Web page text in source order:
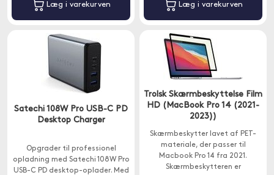
Læg i varekurven Læg i varekurven
Satechi 108W Pro USB-C PD
Desktop Charger
Opgrader til professionel
opladning med Satechi 108W Pro
USB-C PD desktop-oplader. Med
Trolsk Skærmbeskyttelse Film
HD (MacBook Pro 14 (2021-
2023))
Skærmbeskytter lavet af PET-
materiale, der passer til
Macbook Pro 14 fra 2021.
Skærmbeskytteren er